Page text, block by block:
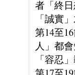
者「終
「誠實
第14至
人」都
「容忍